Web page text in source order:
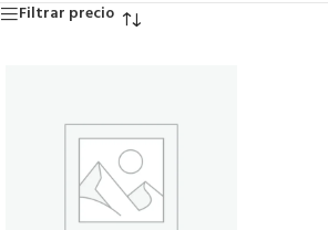
Filtrar precio